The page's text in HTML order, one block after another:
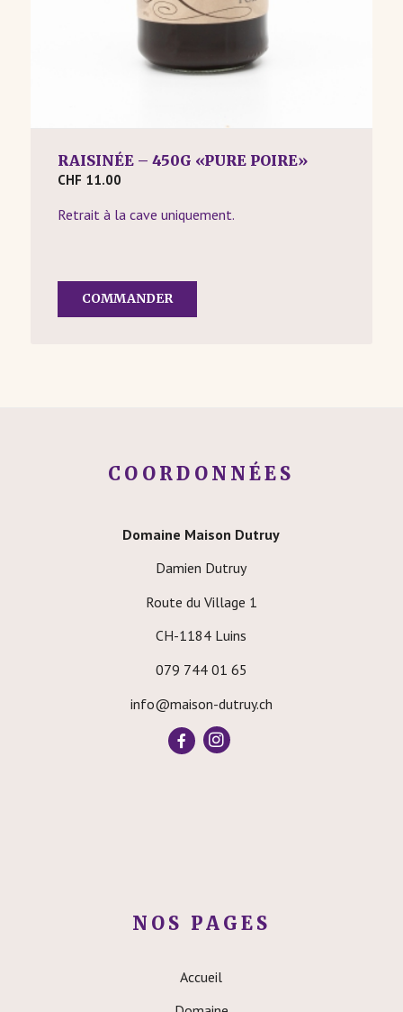
RAISINÉE – 450G «PURE POIRE»
CHF 11.00
Retrait à la cave uniquement.
COMMANDER
COORDONNÉES
Domaine Maison Dutruy
Damien Dutruy
Route du Village 1
CH-1184 Luins
079 744 01 65
info@maison-dutruy.ch
NOS PAGES
Accueil